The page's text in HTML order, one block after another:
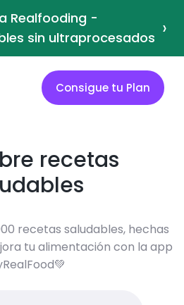
Realfooding -
sin ultraprocesados ›
Consigue tu Plan
recetas
recetas saludables, hechas
tu alimentación con la app